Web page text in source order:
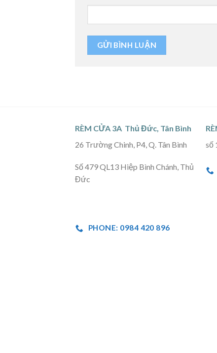
RÈM CỬA 3A Thủ Đức, Tân Bình
26 Trường Chinh, P4, Q. Tân Bình
Số 479 QL13 Hiệp Bình Chánh, Thủ
Đức
PHONE: 0984 420 896
số